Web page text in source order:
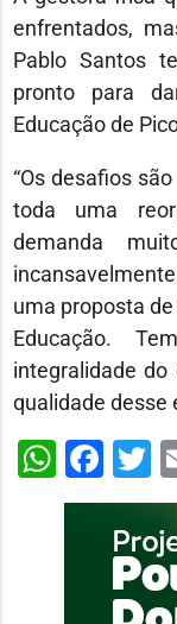
enfrentados,
Pablo Santos
pronto para
Educação de
“Os desafios
toda uma
demanda
uma proposta
Educação.
integralidade
qualidade desse